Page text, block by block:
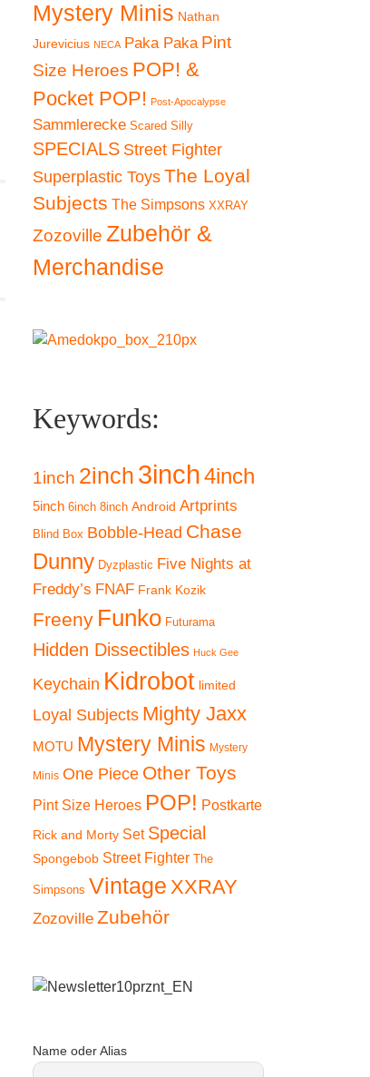
Mystery Minis Nathan
Jurevicius NECA Paka Paka Pint
Size Heroes POP! &
Pocket POP! Post-Apocalypse
Sammlerecke Scared Silly
SPECIALS Street Fighter
Superplastic ToysThe Loyal
Subjects The Simpsons XXRAY
Zozoville Zubehör &
Merchandise
Keywords:
1inch 2inch 3inch4inch
5inch 6inch 8inch Android Artprints
Blind Box Bobble-Head Chase
Dunny Dyzplastic Five Nights at
Freddy’s FNAF Frank Kozik
Freeny Funko Futurama
Hidden Dissectibles Huck Gee
Keychain Kidrobot limited
Loyal Subjects Mighty Jaxx
MOTU Mystery Minis Mystery
Minis One Piece Other Toys
Pint Size Heroes POP! Postkarte
Rick and Morty Set Special
Spongebob Street Fighter The
Simpsons Vintage XXRAY
Zozoville Zubehör
Name oder Alias